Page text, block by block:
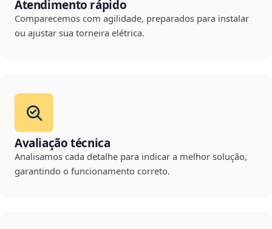
Atendimento rápido
Comparecemos com agilidade, preparados para instalar
ou ajustar sua torneira elétrica.
Avaliação técnica
Analisamos cada detalhe para indicar a melhor solução,
garantindo o funcionamento correto.